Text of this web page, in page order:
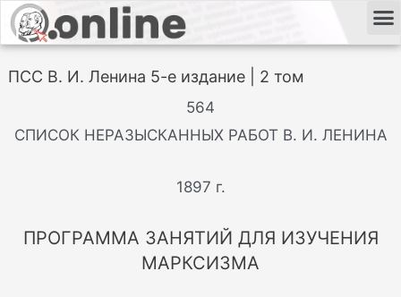
ПСС В. И. Ленина 5-е издание | 2 том
564
СПИСОК НЕРАЗЫСКАННЫХ РАБОТ В. И. ЛЕНИНА
1897 г.
ПРОГРАММА ЗАНЯТИЙ ДЛЯ ИЗУЧЕНИЯ
МАРКСИЗМА